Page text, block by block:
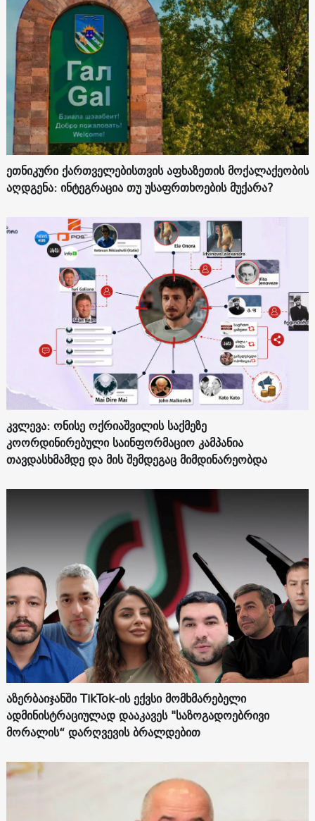
ეთნიკური ქართველებისთვის აფხაზეთის მოქალაქეობის
აღდგენა: ინტეგრაცია თუ უსაფრთხოების მუქარა?
კვლევა: ონისე ოქრიაშვილის საქმეზე
კოორდინირებული საინფორმაციო კამპანია
თავდასხმამდე და მის შემდეგაც მიმდინარეობდა
აზერბაიჯანში TikTok-ის ექვსი მომხმარებელი
ადმინისტრაციულად დააკავეს "საზოგადოებრივი
მორალის“ დარღვევის ბრალდებით